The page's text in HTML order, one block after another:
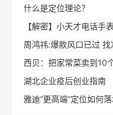
什么是定位理论？
【解密】小天才电话手
周鸿祎:爆款风口已过
西贝：把家常菜卖到10
湖北企业疫后创业指南
雅迪“更高端”定位如何落